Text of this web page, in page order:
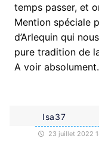
temps passer, et
Mention spéciale
d’Arlequin qui
pure tradition de
A voir absolument.
Isa37
23 juillet 2022